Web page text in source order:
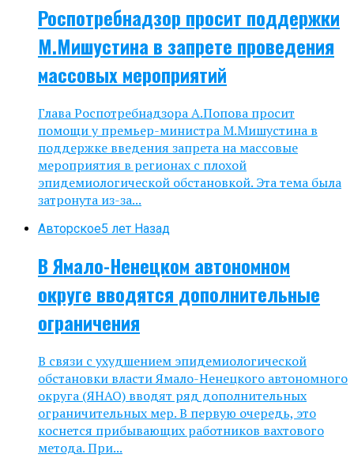
Роспотребнадзор просит поддержки
М.Мишустина в запрете проведения
массовых мероприятий
Глава Роспотребнадзора А.Попова просит
помощи у премьер-министра М.Мишустина в
поддержке введения запрета на массовые
мероприятия в регионах с плохой
эпидемиологической обстановкой. Эта тема была
затронута из-за...
Авторское5 лет Назад
В Ямало-Ненецком автономном
округе вводятся дополнительные
ограничения
В связи с ухудшением эпидемиологической
обстановки власти Ямало-Ненецкого автономного
округа (ЯНАО) вводят ряд дополнительных
ограничительных мер. В первую очередь, это
коснется прибывающих работников вахтового
метода. При...